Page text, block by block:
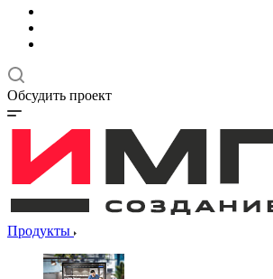
Обсудить проект
Продукты